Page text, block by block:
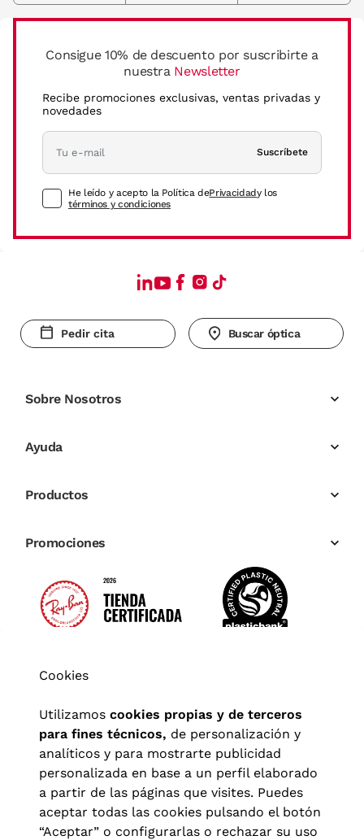
Consigue 10% de descuento por suscribirte a
nuestra Newsletter
Recibe promociones exclusivas, ventas privadas y
novedades
Suscríbete
He leído y acepto la Política dePrivacidady los
términos y condiciones
Pedir cita Buscar óptica
Sobre Nosotros
Ayuda
Productos
Promociones
Cookies
Utilizamos cookies propias y de terceros
para fines técnicos, de personalización y
analíticos y para mostrarte publicidad
personalizada en base a un perfil elaborado
a partir de las páginas que visites. Puedes
aceptar todas las cookies pulsando el botón
“Aceptar” o configurarlas o rechazar su uso